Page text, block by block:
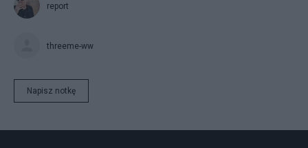
report
threeme-ww
Napisz notkę